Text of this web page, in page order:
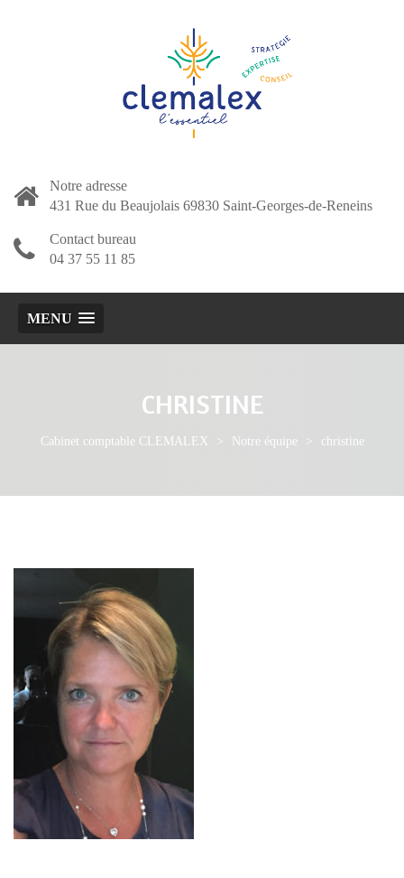
Notre adresse
431 Rue du Beaujolais 69830 Saint-Georges-de-Reneins
Contact bureau
04 37 55 11 85
MENU
CHRISTINE
Cabinet comptable CLEMALEX > Notre équipe > christine